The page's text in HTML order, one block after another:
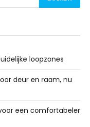
loopzones
deur en raam, nu
een comfortabeler